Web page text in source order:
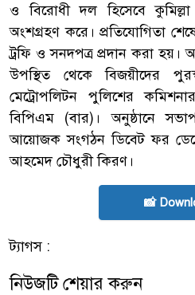
ও বিরোধী দল হিসেবে কুমিল্লা
অংশগ্রহণ করে। প্রতিযোগিতা
ট্রফি ও সনদপত্র প্রদান করা হয়।
উপস্থিত থেকে বিজয়ীদের
মেট্রোপলিটন পুলিশের
বিপিএম (বার)। অনুষ্ঠানে
আয়োজক সংগঠন ডিবেট ফর
আহমেদ চৌধুরী কিরণ।
📸
ট্যাগস :
নিউজটি শেয়ার করুন